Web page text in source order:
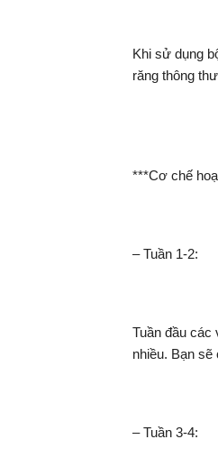
Khi sử dụng
răng thông
***Cơ chế
– Tuần 1-2:
Tuần đầu các
nhiều. Bạn
– Tuần 3-4: